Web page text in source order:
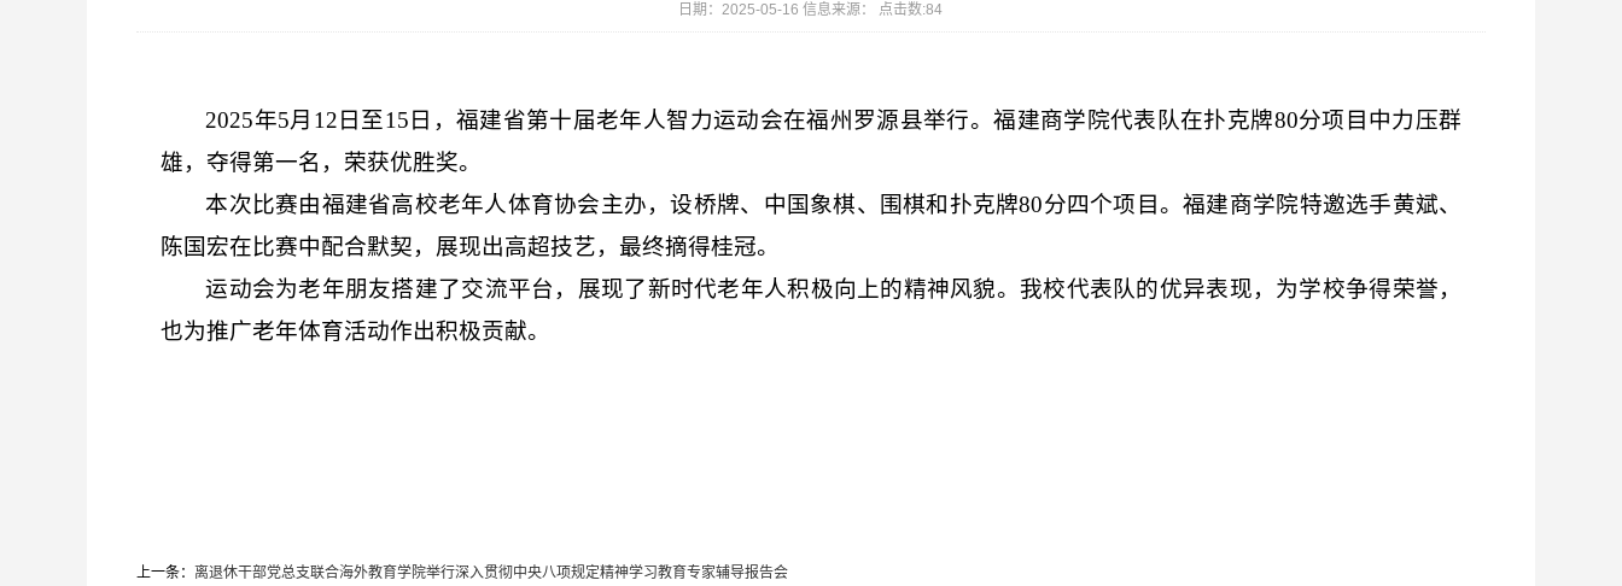
日期：2025-05-16 信息来源： 点击数:84
2025年5月 12 日至15 日，福建省第十届老年人智力运动会在福州罗源县举行。福建商学院代表队在扑克牌80分项目中力压群
雄，夺得第一名，荣获优胜奖。
本次比赛由福建省高校老年人体育协会主办，设桥牌、中国象棋、围棋和扑克牌80分四个项目。福建商学院特邀选手黄斌、
陈国宏在比赛中配合默契，展现出高超技艺，最终摘得桂冠。
运动会为老年朋友搭建了交流平台，展现了新时代老年人积极向上的精神风貌。 我校代表队的优异表现，为学校争得荣誉，
也为推广老年体育活动作出积极贡献。
上一条： 离退休干部党总支联合海外教育学院举行深入贯彻中央八项规定精神学习教育专家辅导报告会